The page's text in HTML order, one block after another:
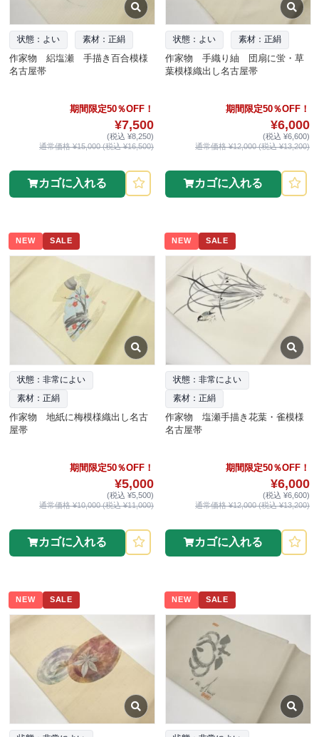
状態：よい 素材：正絹
作家物 絽塩瀬 手描き百合模様
名古屋帯
期間限定50％OFF！
¥7,500
(税込 ¥8,250)
通常価格 ¥15,000 (税込 ¥16,500)
カゴに入れる
状態：よい 素材：正絹
作家物 手織り紬 団扇に蛍・草
葉模様織出し名古屋帯
期間限定50％OFF！
¥6,000
(税込 ¥6,600)
通常価格 ¥12,000 (税込 ¥13,200)
カゴに入れる
NEW SALE
状態：非常によい
素材：正絹
作家物 地紙に梅模様織出し名古
屋帯
期間限定50％OFF！
¥5,000
(税込 ¥5,500)
通常価格 ¥10,000 (税込 ¥11,000)
カゴに入れる
NEW SALE
状態：非常によい
素材：正絹
作家物 塩瀬手描き花葉・雀模様
名古屋帯
期間限定50％OFF！
¥6,000
(税込 ¥6,600)
通常価格 ¥12,000 (税込 ¥13,200)
カゴに入れる
NEW SALE NEW SALE